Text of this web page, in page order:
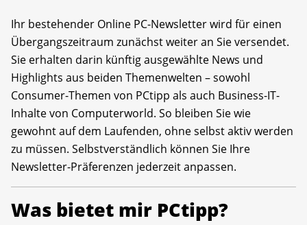
Ihr bestehender Online PC-Newsletter wird für einen
Übergangszeitraum zunächst weiter an Sie versendet.
Sie erhalten darin künftig ausgewählte News und
Highlights aus beiden Themenwelten – sowohl
Consumer-Themen von PCtipp als auch Business-IT-
Inhalte von Computerworld. So bleiben Sie wie
gewohnt auf dem Laufenden, ohne selbst aktiv werden
zu müssen. Selbstverständlich können Sie Ihre
Newsletter-Präferenzen jederzeit anpassen.
Was bietet mir PCtipp?